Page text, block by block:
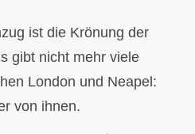
ist die Krönung der
gibt nicht mehr viele
London und Neapel:
von ihnen.